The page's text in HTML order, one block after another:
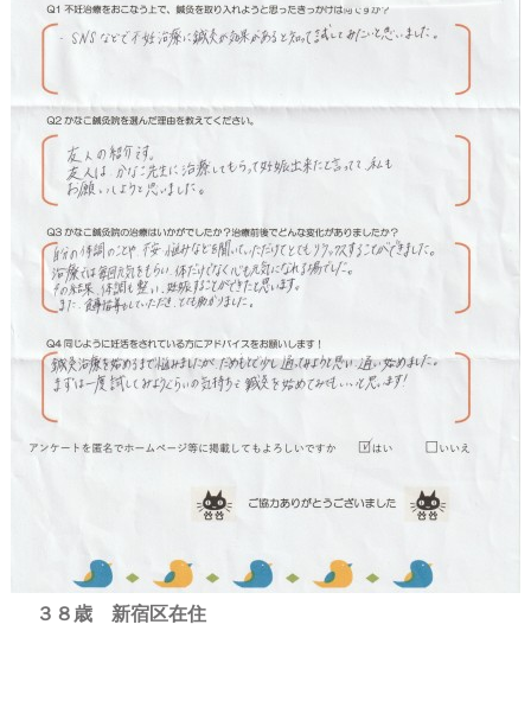
３８歳 新宿区在住